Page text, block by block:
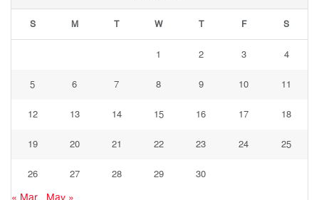
S M T W T F S
1 2 3 4
5 6 7 8 9 10 11
12 13 14 15 16 17 18
19 20 21 22 23 24 25
26 27 28 29 30